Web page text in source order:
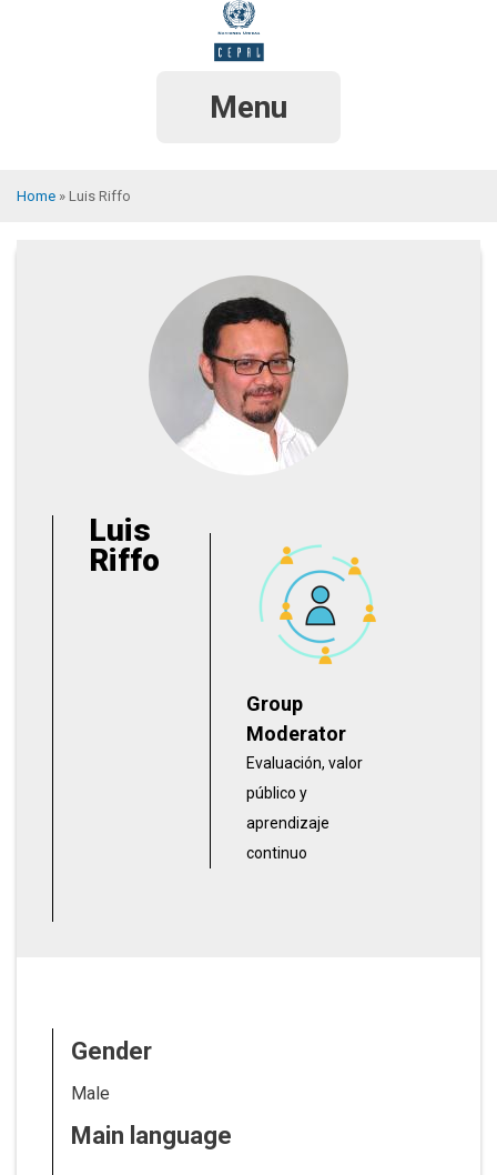
Menu
Home Luis Riffo
Luis
Riffo
Group
Moderator
Evaluación, valor
público y
aprendizaje
continuo
Gender
Male
Main language